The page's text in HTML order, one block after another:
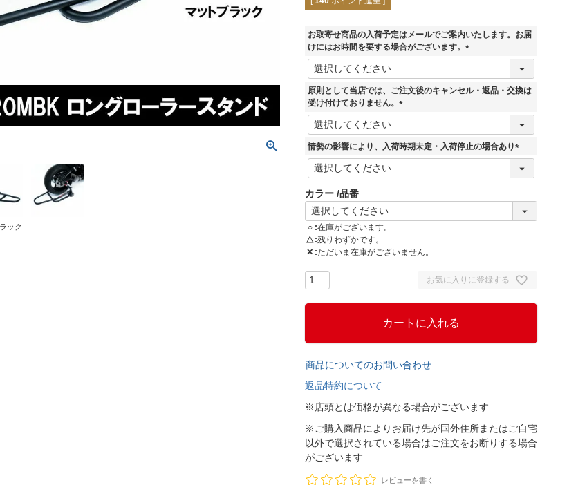
マットブラック
ック
お取寄せ商品の入荷予定はメールでご案内いたします。お届
けにはお時間を要する場合がございます。
(
須
原則として当店では、ご注文後のキャンセル・返品・交換は
受け付けておりません。
(
須
情勢の影響により、入荷時期未定・入荷停止の場合あり
(
)
カラー 品番
○ 在庫がございます。
△ 残りわずかです。
✕ ただいま在庫がございません。
お気に入りに登録する
カートに入れる
商品についてのお問い合わせ
返品特約について
※店頭とは価格が異なる場合がございます
※ご購入商品によりお届け先が国外住所またはご自宅
以外で選択されている場合はご注文をお断りする場合
がございます
レビューを書く